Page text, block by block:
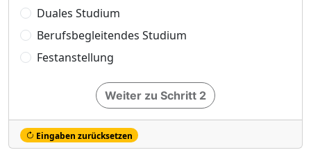
Duales Studium
Berufsbegleitendes Studium
Festanstellung
Weiter zu Schritt 2
Eingaben zurücksetzen